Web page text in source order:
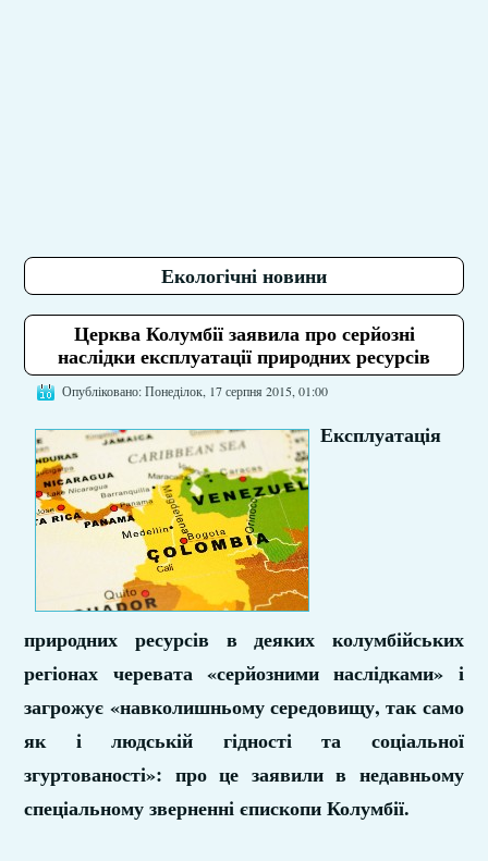
Екологічні новини
Церква Колумбії заявила про серйозні
наслідки експлуатації природних ресурсів
Опубліковано: Понеділок, 17 серпня 2015, 01:00
Експлуатація
природних ресурсів в деяких колумбійських
регіонах черевата «серйозними наслідками» і
загрожує «навколишньому середовищу, так само
як і людській гідності та соціальної
згуртованості»: про це заявили в недавньому
спеціальному зверненні єпископи Колумбії.